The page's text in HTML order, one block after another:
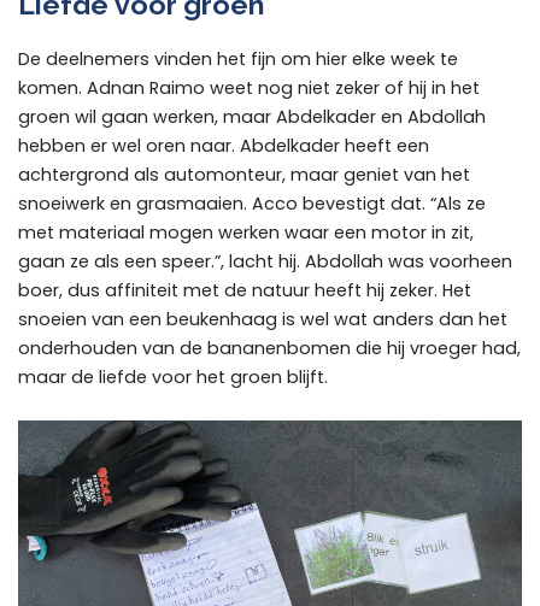
De deelnemers vinden het fijn om hier elke week te
komen. Adnan Raimo weet nog niet zeker of hij in het
groen wil gaan werken, maar Abdelkader en Abdollah
hebben er wel oren naar. Abdelkader heeft een
achtergrond als automonteur, maar geniet van het
snoeiwerk en grasmaaien. Acco bevestigt dat. “Als ze
met materiaal mogen werken waar een motor in zit,
gaan ze als een speer.”, lacht hij. Abdollah was voorheen
boer, dus affiniteit met de natuur heeft hij zeker. Het
snoeien van een beukenhaag is wel wat anders dan het
onderhouden van de bananenbomen die hij vroeger had,
maar de liefde voor het groen blijft.